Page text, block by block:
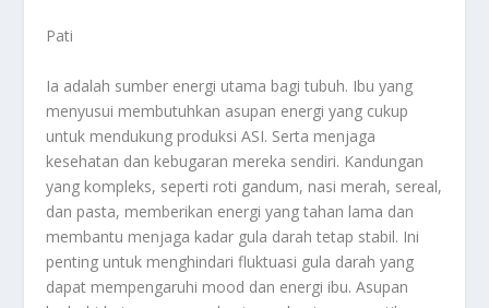
Pati
Ia adalah sumber energi utama bagi tubuh. Ibu yang
menyusui membutuhkan asupan energi yang cukup
untuk mendukung produksi ASI. Serta menjaga
kesehatan dan kebugaran mereka sendiri. Kandungan
yang kompleks, seperti roti gandum, nasi merah, sereal,
dan pasta, memberikan energi yang tahan lama dan
membantu menjaga kadar gula darah tetap stabil. Ini
penting untuk menghindari fluktuasi gula darah yang
dapat mempengaruhi mood dan energi ibu. Asupan